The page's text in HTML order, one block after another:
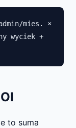
mies. ×
wyciek +
to suma